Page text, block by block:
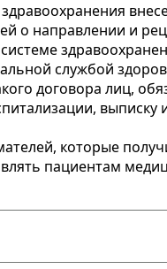
о направлении и
службой
договора лиц,
выписку
которые
пациентам